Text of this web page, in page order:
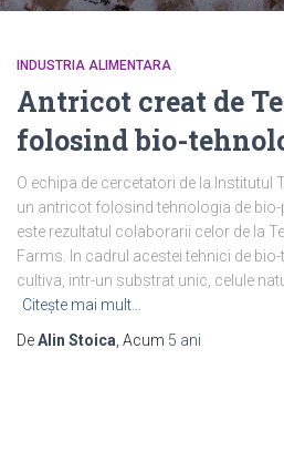
INDUSTRIA ALIMENTARA
Antricot creat de
folosind bio-
O echipa de cercetatori de la Institutul
un antricot folosind tehnologia de bio-
este rezultatul colaborarii celor de la
Farms. In cadrul acestei tehnici de
cultiva, intr-un substrat unic, celule
Citește mai mult…
DeAlin Stoica , Acum 5 ani